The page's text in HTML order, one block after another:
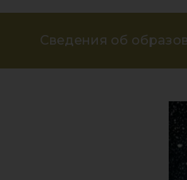
Сведения об